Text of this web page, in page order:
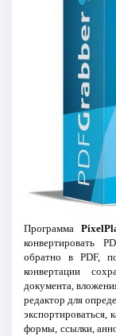
Программа
конвертировать
обратно в PDF,
конвертации
документа,
редактор для
экспортироваться,
формы, ссылки,